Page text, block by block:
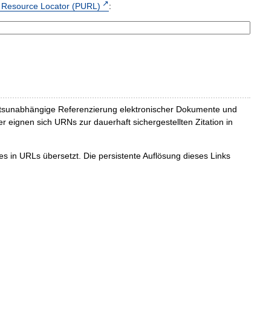
Locator (PURL) :
Referenzierung elektronischer Dokumente und
eignen sich URNs zur dauerhaft sichergestellten Zitation in
in URLs übersetzt. Die persistente Auflösung dieses Links